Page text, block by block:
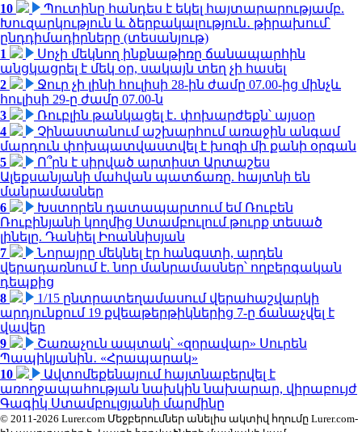
10
Պուտինը հանդես է եկել հայտարարությամբ.
Խուզարկություն և ձերբակալություն․ թիրախում՝
ընդդիմադիրները (տեսանյութ)
1
Սոչի մեկնող ինքնաթիռը ճանապարհին
անցկացրել է մեկ օր, սակայն տեղ չի հասել
2
Ջուր չի լինի հուլիսի 28-ին ժամը 07.00-ից մինչև
հուլիսի 29-ը ժամը 07.00-ն
3
Ռուբլին թանկացել է․ փոխարժեքն՝ այսօր
4
Չինաստանում աշխարհում առաջին անգամ
մարդուն փոխպատվաստվել է խոզի մի քանի օրգան
5
Ո՞րն է սիրված արտիստ Արտաշես
Ալեքսանյանի մահվան պատճառը. հայտնի են
մանրամասներ
6
Խստորեն դատապարտում եմ Ռուբեն
Ռուբինյանի կողմից Ստամբուլում թուրք տեսած
լինելը. Դանիել Իոաննիսյան
7
Նորայրը մեկնել էր հանգստի, արդեն
վերադառնում է. նոր մանրամասներ՝ ողբերգական
դեպքից
8
1/15 ընտրատեղամասում վերահաշվարկի
արդյունքում 19 քվեաթերթիկներից 7-ը ճանաչվել է
վավեր
9
Շառաչուն ապտակ՝ «զորավար» Սուրեն
Պապիկյանին․ «Հրապարակ»
10
Ավտոմեքենայում հայտնաբերվել է
առողջապահության նախկին նախարար, վիրաբույժ
Գագիկ Ստամբուլցյանի մարմինը
© 2011-2026 Lurer.com Մեջբերումներ անելիս ակտիվ հղումը Lurer.com-